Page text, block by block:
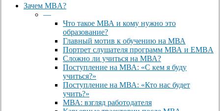
Close
Зачем MBA?
—
Что такое МВА и кому нужно это
образование?
Главный мотив к обучению на МВА
Портрет слушателя программ МВА и EMBA
Сложно ли учиться на МВА?
Поступление на МВА: «С кем я буду
учиться?»
Поступление на МВА: «Кто нас будет
учить?»
МВА: взгляд работодателя